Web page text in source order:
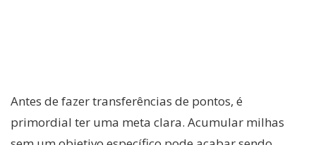
Antes de fazer transferências de pontos, é
primordial ter uma meta clara. Acumular milhas